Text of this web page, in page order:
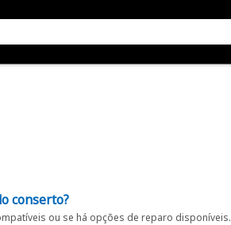
conserto?
ou se há opções de reparo disponíveis.